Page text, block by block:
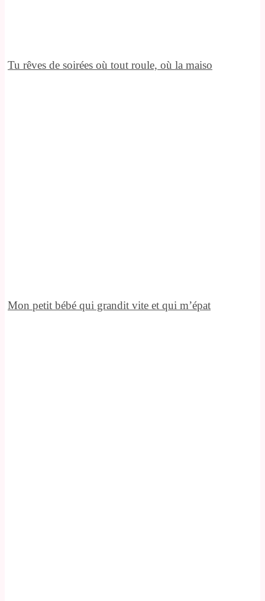
Tu rêves de soirées où tout roule, où la maiso
Mon petit bébé qui grandit vite et qui m’épat